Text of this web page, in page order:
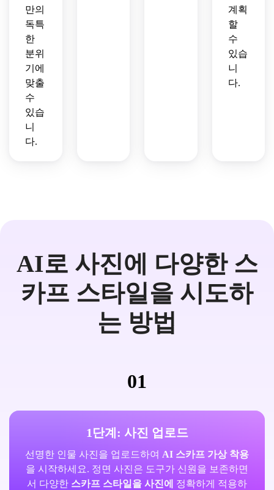
만의
독특
한
분위
기에
맞출
수
있습
니
다.
계획
할
수
있습
니
다.
AI로 사진에 다양한 스
카프 스타일을 시도하
는 방법
01
1단계: 사진 업로드
선명한 인물 사진을 업로드하여 AI 스카프 가상 착용
을 시작하세요. 정면 사진은 도구가 신원을 보존하면
서 다양한 스카프 스타일을 사진에
정확하게 적용하